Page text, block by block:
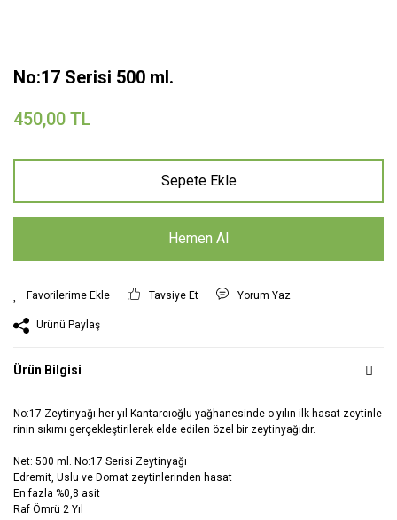
No:17 Serisi 500 ml.
450,00 TL
Sepete Ekle
Hemen Al
Tavsiye Et Yorum Yaz
Ürünü Paylaş
Ürün Bilgisi
No:17 Zeytinyağı her yıl Kantarcıoğlu yağhanesinde o yılın ilk hasat zeytinle
rinin sıkımı gerçekleştirilerek elde edilen özel bir zeytinyağıdır.
Net: 500 ml. No:17 Serisi Zeytinyağı
Edremit, Uslu ve Domat zeytinlerinden hasat
En fazla %0,8 asit
Raf Ömrü 2 Yıl